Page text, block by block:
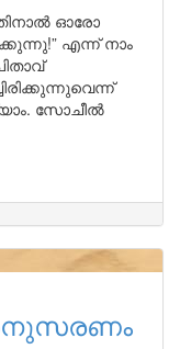
ഓരോ
എന്ന് നാം
സോചീൽ